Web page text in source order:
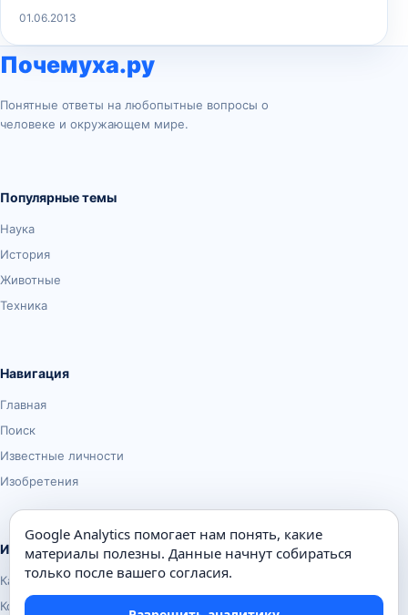
01.06.2013
Почемуха.ру
Понятные ответы на любопытные вопросы о
человеке и окружающем мире.
Популярные темы
Наука
История
Животные
Техника
Навигация
Главная
Поиск
Известные личности
Изобретения
Информация
Карта сайта
Контакты
Google Analytics помогает нам понять, какие
материалы полезны. Данные начнут собираться
только после вашего согласия.